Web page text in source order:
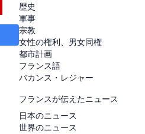
歴史
軍事
宗教
女性の権利、男女同権
都市計画
フランス語
バカンス・レジャー
フランスが伝えたニュース
日本のニュース
世界のニュース